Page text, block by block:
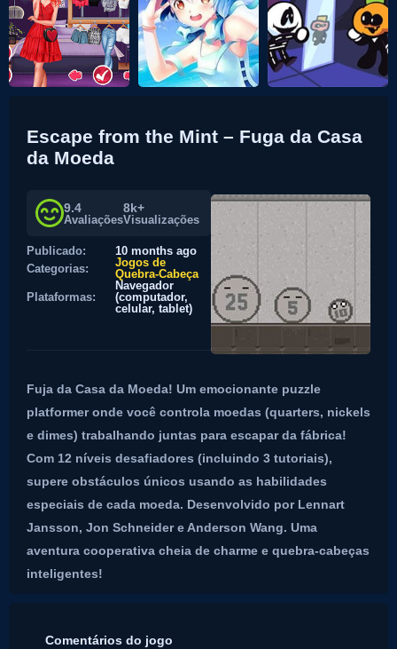
Escape from the Mint – Fuga da Casa
da Moeda
9.4
Avaliações
8k+
Visualizações
Publicado:
10 months ago
Categorias:
Jogos de
Quebra-Cabeça
Plataformas:
Navegador
(computador,
celular, tablet)
Fuja da Casa da Moeda! Um emocionante puzzle
platformer onde você controla moedas (quarters, nickels
e dimes) trabalhando juntas para escapar da fábrica!
Com 12 níveis desafiadores (incluindo 3 tutoriais),
supere obstáculos únicos usando as habilidades
especiais de cada moeda. Desenvolvido por Lennart
Jansson, Jon Schneider e Anderson Wang. Uma
aventura cooperativa cheia de charme e quebra-cabeças
inteligentes!
Comentários do jogo